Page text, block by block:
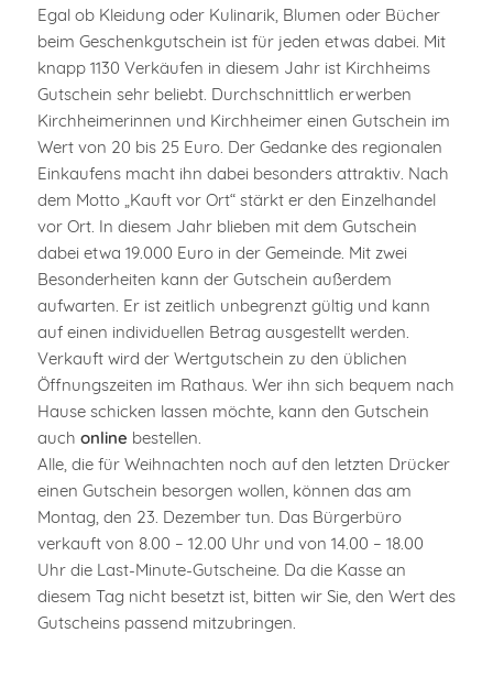
Egal ob Kleidung oder Kulinarik, Blumen oder Bücher
beim Geschenkgutschein ist für jeden etwas dabei. Mit
knapp 1130 Verkäufen in diesem Jahr ist Kirchheims
Gutschein sehr beliebt. Durchschnittlich erwerben
Kirchheimerinnen und Kirchheimer einen Gutschein im
Wert von 20 bis 25 Euro. Der Gedanke des regionalen
Einkaufens macht ihn dabei besonders attraktiv. Nach
dem Motto „Kauft vor Ort“ stärkt er den Einzelhandel
vor Ort. In diesem Jahr blieben mit dem Gutschein
dabei etwa 19.000 Euro in der Gemeinde. Mit zwei
Besonderheiten kann der Gutschein außerdem
aufwarten. Er ist zeitlich unbegrenzt gültig und kann
auf einen individuellen Betrag ausgestellt werden.
Verkauft wird der Wertgutschein zu den üblichen
Öffnungszeiten im Rathaus. Wer ihn sich bequem nach
Hause schicken lassen möchte, kann den Gutschein
auch online bestellen.
Alle, die für Weihnachten noch auf den letzten Drücker
einen Gutschein besorgen wollen, können das am
Montag, den 23. Dezember tun. Das Bürgerbüro
verkauft von 8.00 – 12.00 Uhr und von 14.00 – 18.00
Uhr die Last-Minute-Gutscheine. Da die Kasse an
diesem Tag nicht besetzt ist, bitten wir Sie, den Wert des
Gutscheins passend mitzubringen.